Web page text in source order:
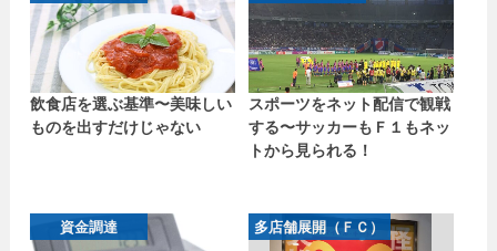
飲食店を選ぶ基準〜美味しい
ものを出すだけじゃない
スポーツをネット配信で観戦
する〜サッカーもＦ１もネッ
トから見られる！
資金調達 多店舗展開（ＦＣ）